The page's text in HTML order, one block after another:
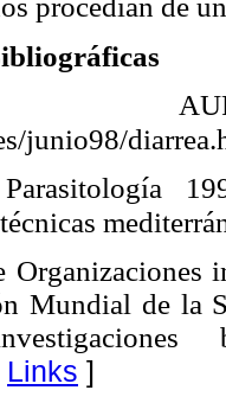
procedían de
junio98/
Organizaciones
Mundial de la
Links ]